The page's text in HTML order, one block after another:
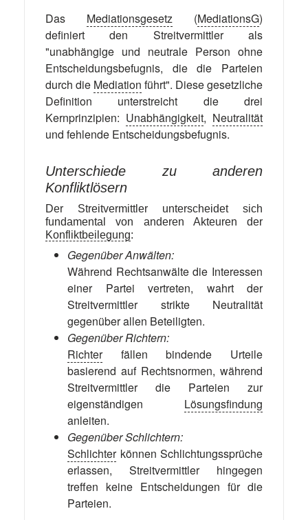
Das Mediationsgesetz (MediationsG)
definiert den Streitvermittler als
"unabhängige und neutrale Person ohne
Entscheidungsbefugnis, die die Parteien
durch die Mediation führt". Diese gesetzliche
Definition unterstreicht die drei
Kernprinzipien: Unabhängigkeit, Neutralität
und fehlende Entscheidungsbefugnis.
Unterschiede zu anderen
Konfliktlösern
Der Streitvermittler unterscheidet sich
fundamental von anderen Akteuren der
Konfliktbeilegung:
Gegenüber Anwälten:
Während Rechtsanwälte die Interessen
einer Partei vertreten, wahrt der
Streitvermittler strikte Neutralität
gegenüber allen Beteiligten.
Gegenüber Richtern:
Richterfällen bindende Urteile
basierend auf Rechtsnormen, während
Streitvermittler die Parteien zur
eigenständigen Lösungsfindung
anleiten.
Gegenüber Schlichtern:
Schlichterkönnen Schlichtungssprüche
erlassen, Streitvermittler hingegen
treffen keine Entscheidungen für die
Parteien.